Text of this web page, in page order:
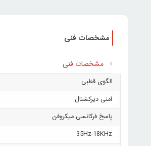
مشخصات فنی
مشخصات فنی
الگوی قطبی
امنی دیرکشنال
پاسخ فرکانسی میکروفن
35Hz-18KHz